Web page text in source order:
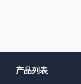
产品列表